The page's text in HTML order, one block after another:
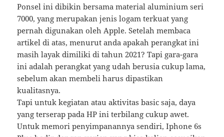
Ponsel ini dibikin bersama material aluminium seri
7000, yang merupakan jenis logam terkuat yang
pernah digunakan oleh Apple. Setelah membaca
artikel di atas, menurut anda apakah perangkat ini
masih layak dimiliki di tahun 2021? Tapi gara-gara
ini adalah perangkat yang udah berusia cukup lama,
sebelum akan membeli harus dipastikan
kualitasnya.
Tapi untuk kegiatan atau aktivitas basic saja, daya
yang terserap pada HP ini terbilang cukup awet.
Untuk memori penyimpanannya sendiri, Iphone 6s